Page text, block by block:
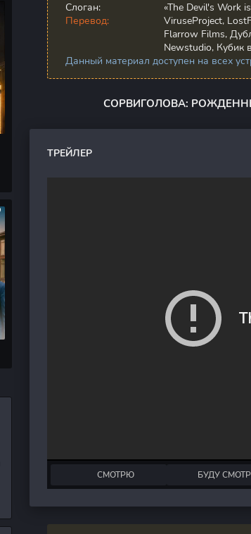
Слоган:
«The Devil's Work
Перевод:
ViruseProject,
Flarrow Films,
Newstudio, Кубик
Данный материал доступен на всех
СОРВИГОЛОВА:
ТРЕЙЛЕР
СМОТРЮ БУДУ